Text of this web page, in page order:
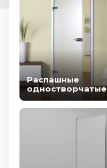
Распашные
одностворчатые